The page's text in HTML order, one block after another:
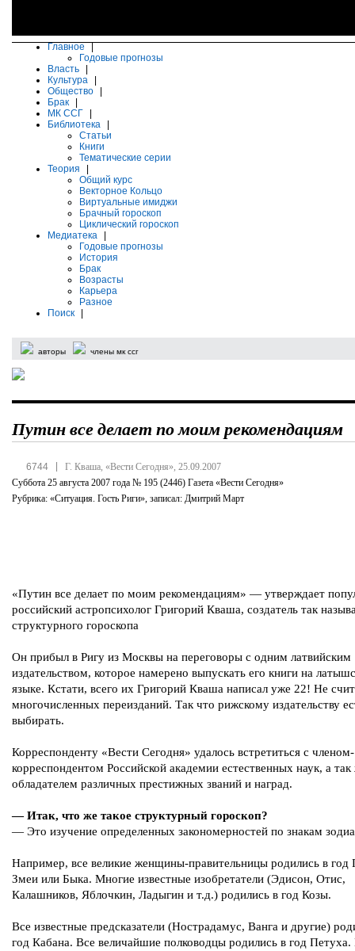
Главное
Годовые прогнозы
Власть
Культура
Общество
Брак
МК ССГ
Библиотека
Статьи
Книги
Тематические серии
Теория
Общий курс
Векторное Кольцо
Виртуальные имиджи
Брачный гороскоп
Циклический гороскоп
Медиатека
Годовые прогнозы
История
Брак
Возрасты
Карьера
Разное
Поиск
авторы члены мк ссг
Путин все делает по моим рекомендациям
6744
Г. Кваша, «Вести Сегодня», 25.09.2007
Суббота 25 августа 2007 года № 195 (2446) Газета «Вести Сегодня»
Рубрика: «Ситуация. Гость Риги», записал: Дмитрий Март
«Путин все делает по моим рекомендациям» — утверждает
российский астропсихолог Григорий Кваша, создатель так
структурного гороскопа
Он прибыл в Ригу из Москвы на переговоры с одним латвийским
издательством, которое намерено выпускать его книги на
языке. Кстати, всего их Григорий Кваша написал уже 22! Не
многочисленных переизданий. Так что рижскому издательству
выбирать.
Корреспонденту «Вести Сегодня» удалось встретиться с членом-
корреспондентом Российской академии естественных наук, а так
обладателем различных престижных званий и наград.
— Итак, что же такое структурный гороскоп?
— Это изучение определенных закономерностей по знакам
Например, все великие женщины-правительницы родились в год
Змеи или Быка. Многие известные изобретатели (Эдисон, Отис,
Калашников, Яблочкин, Ладыгин и т.д.) родились в год Козы.
Все известные предсказатели (Нострадамус, Ванга и другие)
год Кабана. Все величайшие полководцы родились в год Петуха.